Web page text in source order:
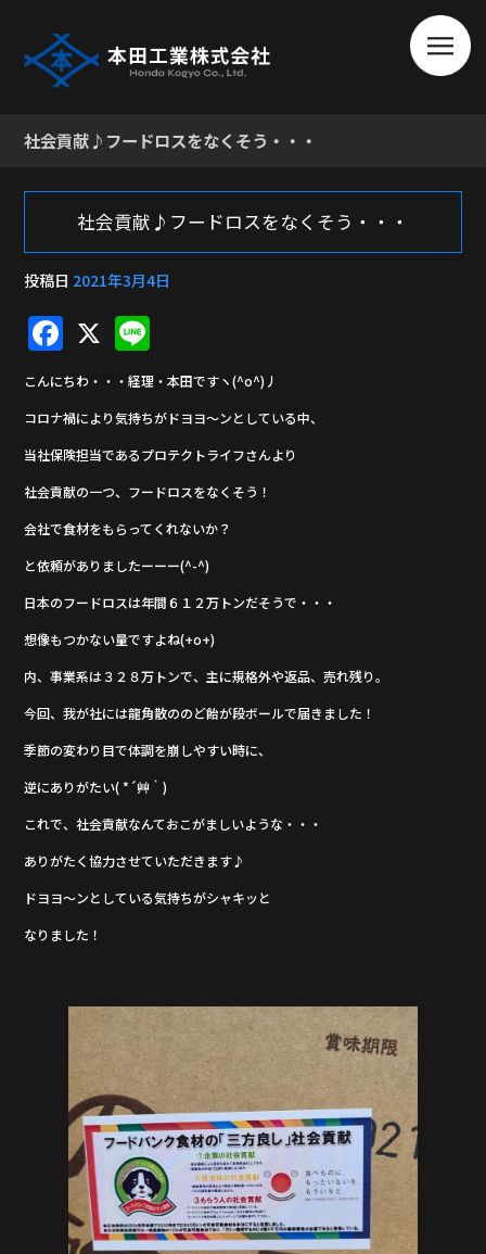
社会貢献♪フードロスをなくそう・・・
社会貢献♪フードロスをなくそう・・・
投稿日 2021年3月4日
F
a
c
e
b
o
o
k
X
n
e
こんにちわ・・・経理・本田ですヽ(^o^)丿
コロナ禍により気持ちがドヨヨ～ンとしている中、
当社保険担当であるプロテクトライフさんより
社会貢献の一つ、フードロスをなくそう！
会社で食材をもらってくれないか？
と依頼がありましたーーー(^-^)
日本のフードロスは年間６１２万トンだそうで・・・
想像もつかない量ですよね(+o+)
内、事業系は３２８万トンで、主に規格外や返品、売れ残り。
今回、我が社には龍角散ののど飴が段ボールで届きました！
季節の変わり目で体調を崩しやすい時に、
逆にありがたい( *´艸｀)
これで、社会貢献なんておこがましいような・・・
ありがたく協力させていただきます♪
ドヨヨ～ンとしている気持ちがシャキッと
なりました！